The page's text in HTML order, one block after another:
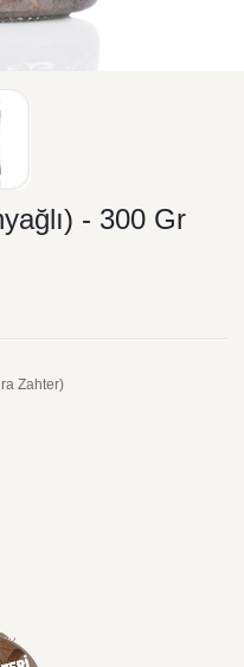
- 300 Gr
Zahter)